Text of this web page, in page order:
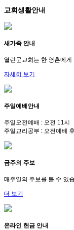
교회생활안내
새가족 안내
열린문교회는 한 영혼에게
자세히 보기
주일예배안내
주일오전예배 : 오전 11시
주일교리공부 : 오전예배 후
금주의 주보
매주일의 주보를 볼 수 있
더 보기
온라인 헌금 안내